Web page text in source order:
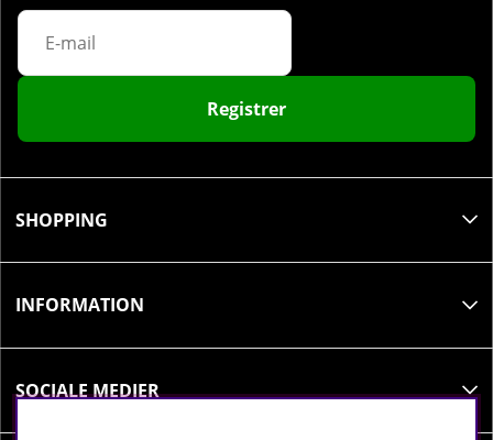
Registrer
SHOPPING
INFORMATION
SOCIALE MEDIER